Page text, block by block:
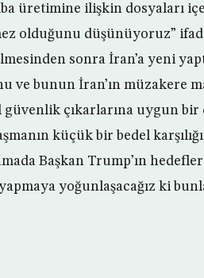
üretimine ilişkin dosyaları
olduğunu düşünüyoruz”
sonra İran’a yeni
bunun İran’ın müzakere
çıkarlarına uygun
küçük bir bedel
Başkan Trump’ın
yoğunlaşacağız ki